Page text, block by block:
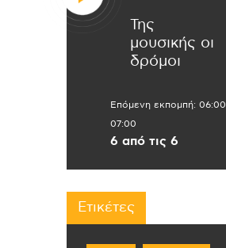
Της
μουσικής οι
δρόμοι
Επόμενη εκπομπή: 06:00
07:00
6 από τις 6
Ετικέτες